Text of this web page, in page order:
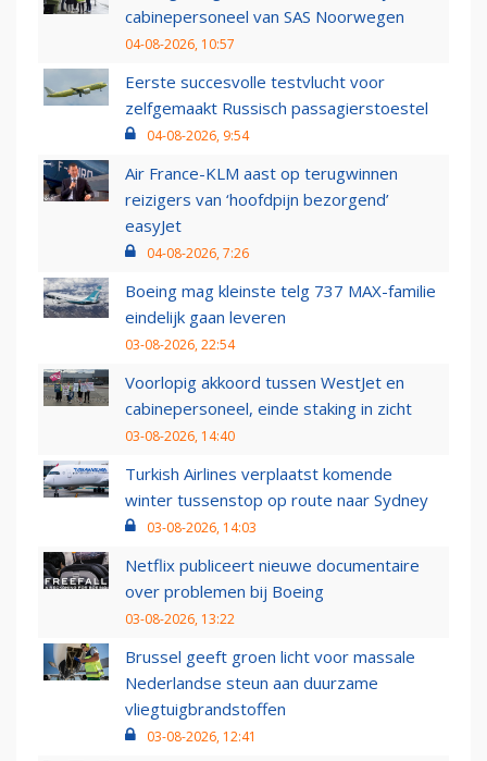
cabinepersoneel van SAS Noorwegen
04-08-2026, 10:57
Eerste succesvolle testvlucht voor
zelfgemaakt Russisch passagierstoestel
04-08-2026, 9:54
Air France-KLM aast op terugwinnen
reizigers van ‘hoofdpijn bezorgend’
easyJet
04-08-2026, 7:26
Boeing mag kleinste telg 737 MAX-familie
eindelijk gaan leveren
03-08-2026, 22:54
Voorlopig akkoord tussen WestJet en
cabinepersoneel, einde staking in zicht
03-08-2026, 14:40
Turkish Airlines verplaatst komende
winter tussenstop op route naar Sydney
03-08-2026, 14:03
Netflix publiceert nieuwe documentaire
over problemen bij Boeing
03-08-2026, 13:22
Brussel geeft groen licht voor massale
Nederlandse steun aan duurzame
vliegtuigbrandstoffen
03-08-2026, 12:41